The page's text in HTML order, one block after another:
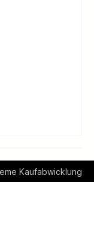
Kaufabwicklung